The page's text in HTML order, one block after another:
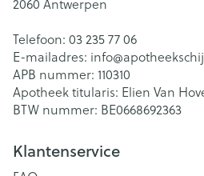
2060 Antwerpen
Telefoon: 03 235 77 06
E-mailadres: info@
APB nummer: 110310
Apotheek titularis: Elien Van
BTW nummer: BE0668692363
Klantenservice